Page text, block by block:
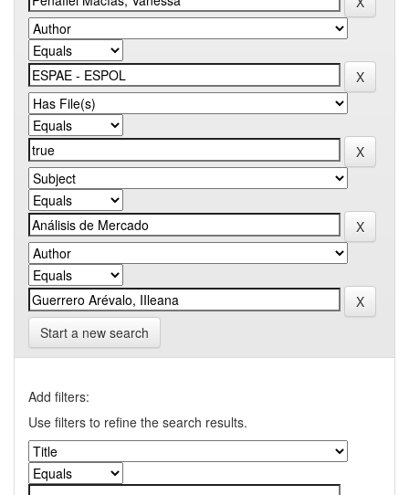
Start a new search
Add filters:
Use filters to refine the search results.